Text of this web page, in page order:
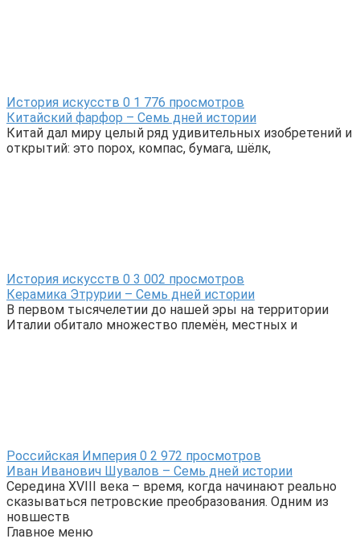
История искусств 0 1 776 просмотров
Китайский фарфор – Семь дней истории
Китай дал миру целый ряд удивительных изобретений и
открытий: это порох, компас, бумага, шёлк,
История искусств 0 3 002 просмотров
Керамика Этрурии – Семь дней истории
В первом тысячелетии до нашей эры на территории
Италии обитало множество племён, местных и
Российская Империя 0 2 972 просмотров
Иван Иванович Шувалов – Семь дней истории
Середина XVIII века – время, когда начинают реально
сказываться петровские преобразования. Одним из
новшеств
Главное меню